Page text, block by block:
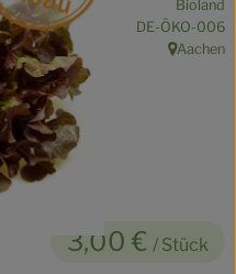
3,00 € / Stück
Bioland
, Kontrollstelle:
DE-ÖKO-006
, Herkunft:
Aachen